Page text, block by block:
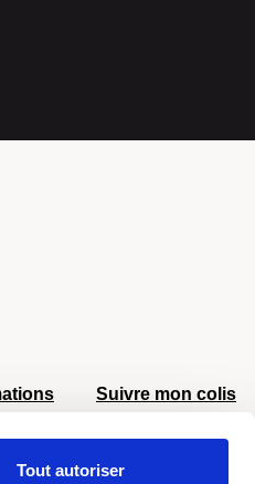
Tout autoriser
Suivre mon colis